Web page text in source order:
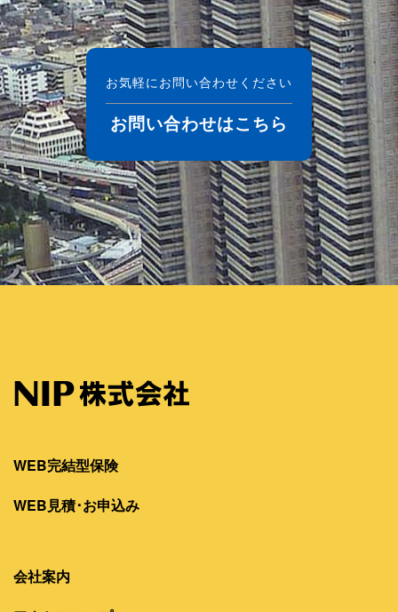
お気軽にお問い合わせください
お問い合わせはこちら
WEB完結型保険
WEB見積･お申込み
会社案内